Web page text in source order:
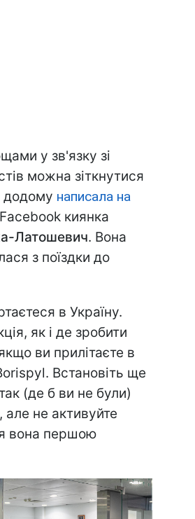
у зв'язку зі
можна зіткнутися
додому написала на
киянка
Латошевич. Вона
з поїздки до
в Україну.
як і де зробити
ви прилітаєте в
Встановіть ще
(де б ви не були)
не активуйте
вона першою